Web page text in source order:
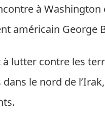
à Washington
américain George
à lutter contre les
dans le nord de